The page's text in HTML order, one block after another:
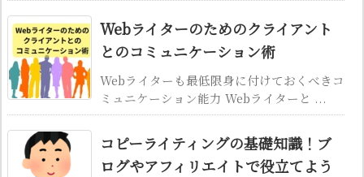
Webライターのためのクライアント
とのコミュニケーション術
Webライターも最低限身に付けておくべきコ
ミュニケーション能力 Webライターと ...
コピーライティングの基礎知識！ブ
ログやアフィリエイトで役立てよう